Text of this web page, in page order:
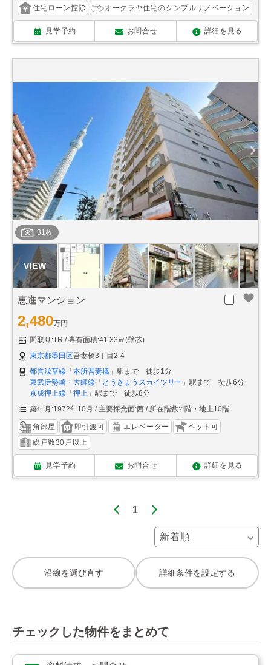
住宅ローン控除
オークラヤ住宅のシンプルリノベーション
見学予約 お問合せ 詳細を見る
31枚
恵進マンション
2,480万円
間取り:1R
専有面積:41.33㎡(壁芯)
東京都墨田区吾妻橋3丁目2-4
都営浅草線 「 本所吾妻橋 」駅まで 徒歩1分
東武伊勢崎・大師線 「 とうきょうスカイツリー 」駅まで 徒歩6分
京成押上線 「 押上 」駅まで 徒歩8分
築年月:1972年10月
主要採光面:西 所在階数:4階・地上10階
角部屋 即引渡可 エレベーター
ペット可
総戸数30戸以上
見学予約 お問合せ 詳細を見る
1
沿線を選び直す 詳細条件を設定する
チェックした物件をまとめて